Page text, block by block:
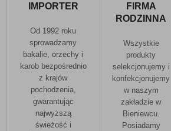
IMPORTER
Od 1992 roku
sprowadzamy
bakalie, orzechy i
karob bezpośrednio
z krajów
pochodzenia,
gwarantując
najwyższą
świeżość i
FIRMA
RODZINNA
Wszystkie
produkty
selekcjonujemy i
konfekcjonujemy
w naszym
zakładzie w
Bieniewcu.
Posiadamy